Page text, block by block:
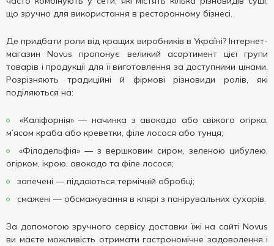
що зручно для використання в ресторанному бізнесі.
Де придбати роли від кращих виробників в Україні? Інтернет-
магазин Novus пропонує великий асортимент цієї групи
товарів і продукції для її виготовлення за доступними цінами.
Розрізняють традиційні й фірмові різновиди ролів, які
поділяються на:
«Каліфорнія» — начинка з авокадо або свіжого огірка,
м’ясом краба або креветки, філе лосося або тунця;
«Філадельфія» — з вершковим сиром, зеленою цибулею,
огірком, ікрою, авокадо та філе лосося;
запечені — піддаються термічній обробці;
смажені — обсмажування в клярі з панірувальних сухарів.
За допомогою зручного сервісу доставки їжі на сайті Novus
ви маєте можливість отримати гастрономічне задоволення і